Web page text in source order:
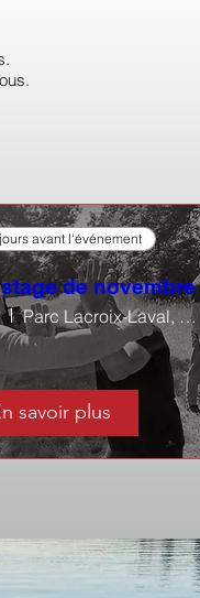
avant l'événement
stage de novembre
Parc Lacroix-Laval, Grange à Musique
savoir plus